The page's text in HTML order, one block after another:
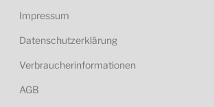
Impressum
Datenschutzerklärung
Verbraucherinformationen
AGB